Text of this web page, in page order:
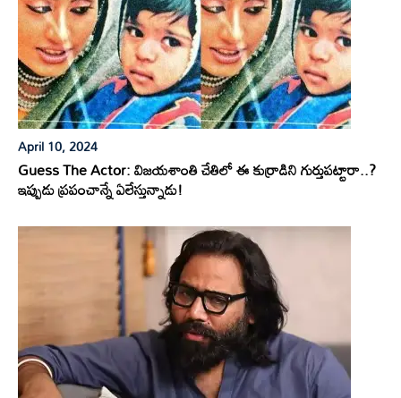
April 10, 2024
Guess The Actor: విజయశాంతి చేతిలో ఈ కుర్రాడిని గుర్తుపట్టారా..?
ఇప్పుడు ప్రపంచాన్నే ఏలేస్తున్నాడు!